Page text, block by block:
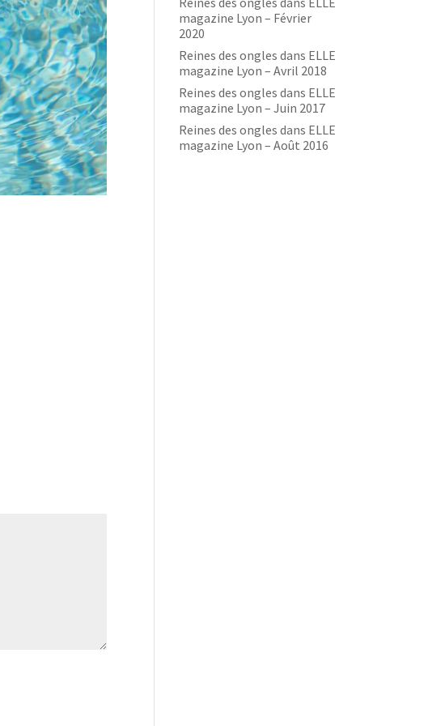
magazine Lyon – Février
2020
Reines des ongles dans ELLE
magazine Lyon – Avril 2018
Reines des ongles dans ELLE
magazine Lyon – Juin 2017
Reines des ongles dans ELLE
magazine Lyon – Août 2016